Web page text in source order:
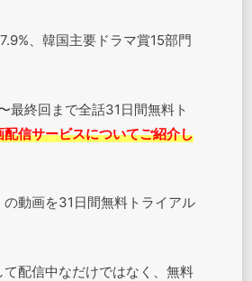
、韓国主要ドラマ賞15部門
最終回まで全話31日間無料ト
信サービスについてご紹介し
動画を31日間無料トライアル
配信中なだけではなく、無料